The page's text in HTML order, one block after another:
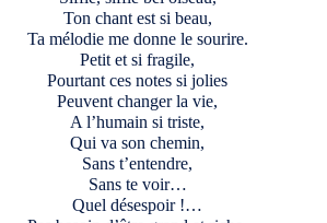
Ton chant est si beau,
Ta mélodie me donne le sourire.
Petit et si fragile,
Pourtant ces notes si jolies
Peuvent changer la vie,
A l’humain si triste,
Qui va son chemin,
Sans t’entendre,
Sans te voir…
Quel désespoir !…